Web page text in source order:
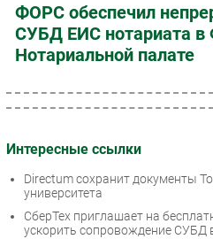
ФОРС обеспечил
СУБД ЕИС нотариата в
Нотариальной палате
Интересные ссылки
Directum сохранит документы
университета
СберТех приглашает на
ускорить сопровождение СУБД